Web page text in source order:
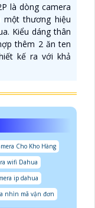
là dòng camera
thương hiệu
Kiểu dáng thân
thêm 2 ăn ten
kế ra với khả
Cho Kho Hàng
wifi Dahua
ip dahua
nhìn mã vận đơn